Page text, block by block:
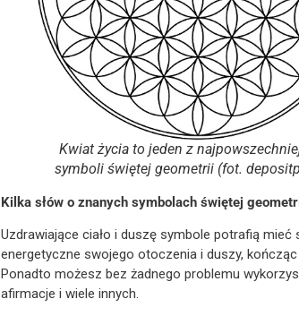
Kwiat życia to jeden z
symboli świętej geometrii (fot.
Kilka słów o znanych symbolach świętej
Uzdrawiające ciało i duszę symbole potrafią
energetyczne swojego otoczenia i duszy,
Ponadto możesz bez żadnego problemu
afirmacje i wiele innych.